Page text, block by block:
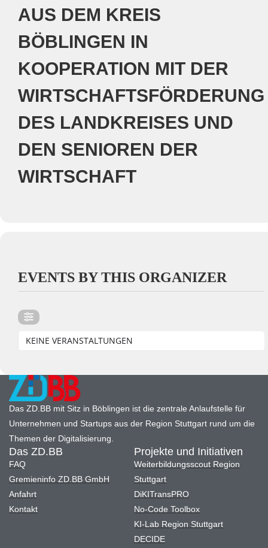
AUS DEM KREIS
BÖBLINGEN IN
KOOPERATION MIT DER
WIRTSCHAFTSFÖRDERUNG
DES LANDKREISES UND
DEN SENIOREN DER
WIRTSCHAFT
EVENTS BY THIS ORGANIZER
KEINE VERANSTALTUNGEN
Das ZD.BB mit Sitz in Böblingen ist die zentrale Anlaufstelle für
Unternehmen und Startups aus der Region Stuttgart rund um die
Themen der Digitalisierung.
Das ZD.BB
FAQ
Gremieninfo ZD.BB GmbH
Anfahrt
Kontakt
Projekte und Initiativen
Weiterbildungsscout Region
Stuttgart
DiKITransPRO
No-Code Toolbox
KI-Lab Region Stuttgart
DECIDE